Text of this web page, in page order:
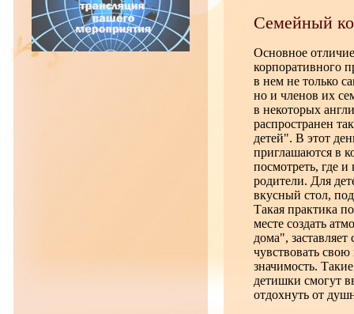
Семейный
Основное
корпоративного
в нем не только
но и членов их
в некоторых
распространен
детей". В этот
приглашаются в
посмотреть, где
родители. Для
вкусный стол,
Такая практика
месте создать
дома", заставляет
чувствовать
значимость.
детишки смогут
отдохнуть от